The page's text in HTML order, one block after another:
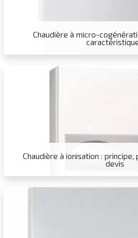
Chaudière à micro-
Chaudière à ionisation :
devis